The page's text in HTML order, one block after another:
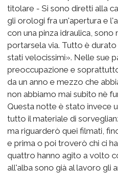
titolare - Si sono diretti alla
gli orologi fra un'apertura e
con una pinza idraulica, sono
portarsela via. Tutto è
stati velocissimi». Nelle sue
preoccupazione e
da un anno e mezzo che
non abbiamo mai subito nè
Questa notte è stato invece
tutto il materiale di
ma riguarderò quei filmati,
e prima o poi troverò chi ci
quattro hanno agito a volto
all'alba sono già al lavoro gli